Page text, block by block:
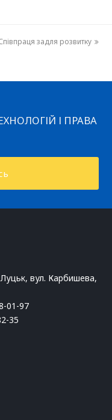
next
задля розвитку
І ПРАВА
вул. Карбишева,
01-97
35